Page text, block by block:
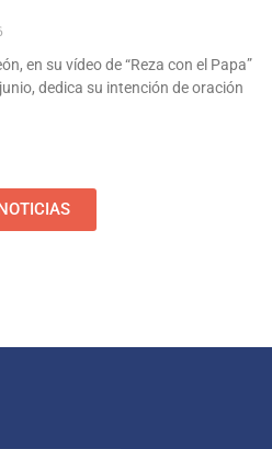
en su vídeo de “Reza con el Papa”
dedica su intención de oración